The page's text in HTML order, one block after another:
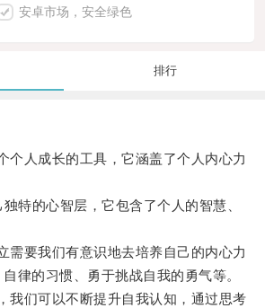
安卓市场，安全绿色
排行
人成长的工具，它涵盖了个人内心力
的心智层，它包含了个人的智慧、
要我们有意识地去培养自己的内心力
律的习惯、勇于挑战自我的勇气等。
们可以不断提升自我认知，通过思考